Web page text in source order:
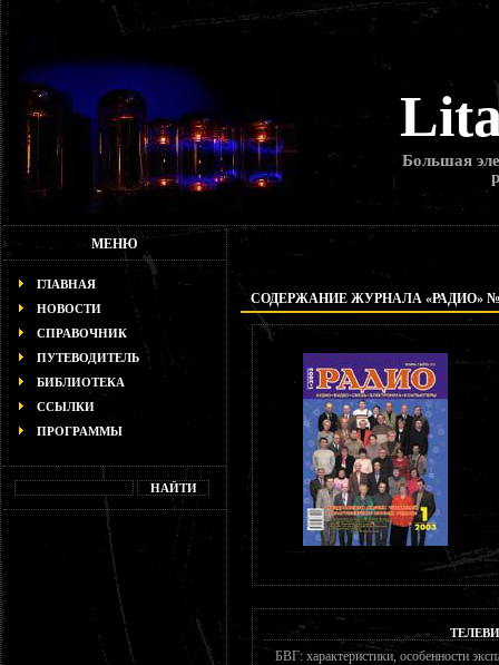
Большая
МЕНЮ
ГЛАВНАЯ
НОВОСТИ
СПРАВОЧНИК
ПУТЕВОДИТЕЛЬ
БИБЛИОТЕКА
ССЫЛКИ
ПРОГРАММЫ
СОДЕРЖАНИЕ ЖУРНАЛА «РАДИО» №
БВГ: характеристики, особенности